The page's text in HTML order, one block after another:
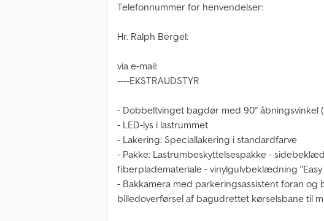
Telefonnummer for henvendelser:
Hr. Ralph Bergel:
via e-mail:
----EKSTRAUDSTYR
- Dobbeltvinget bagdør med 90° åbningsvinkel
- LED-lys i lastrummet
- Lakering: Speciallakering i standardfarve
- Pakke: Lastrumbeskyttelsespakke -
fiberplademateriale - vinylgulvbeklædning "Easy
- Bakkamera med parkeringsassistent foran
billedoverførsel af bagudrettet kørselsbane til